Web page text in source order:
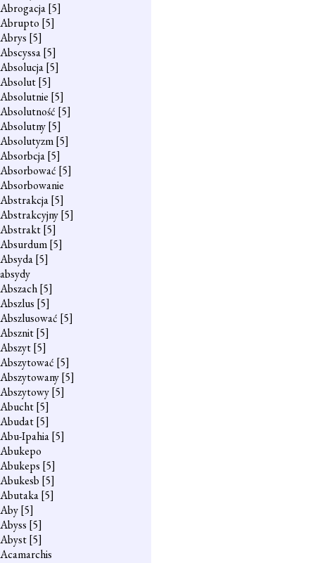
Abrogacja[5]
Abrupto [5]
Abrys [5]
Abscyssa[5]
Absolucja[5]
Absolut[5]
Absolutnie [5]
Absolutność [5]
Absolutny[5]
Absolutyzm[5]
Absorbcja[5]
Absorbować [5]
Absorbowanie
Abstrakcja[5]
Abstrakcyjny[5]
Abstrakt[5]
Absurdum[5]
Absyda[5]
absydy
Abszach[5]
Abszlus [5]
Abszlusować [5]
Absznit[5]
Abszyt[5]
Abszytować [5]
Abszytowany[5]
Abszytowy[5]
Abucht[5]
Abudat[5]
Abu-Ipahia[5]
Abukepo
Abukeps [5]
Abukesb [5]
Abutaka[5]
Aby[5]
Abyss [5]
Abyst[5]
Acamarchis